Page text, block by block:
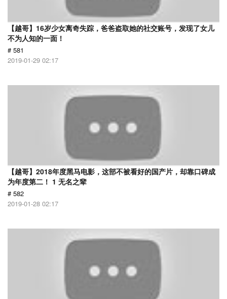
【越哥】16岁少女离奇失踪，爸爸盗取她的社交账号，发现了女儿
不为人知的一面！
# 581
2019-01-29 02:17
【越哥】2018年度黑马电影，这部不被看好的国产片，却靠口碑成
为年度第二！ 1 无名之辈
# 582
2019-01-28 02:17